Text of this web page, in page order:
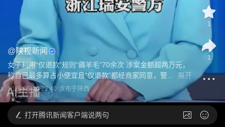
@陕视新闻
女子利用“仅退款”规则“薅羊毛”70余次 涉案金额超两万元，
称自己最多算占小便宜且“仅退款”都经商家同意，警...
展开
2026-05-30 22:40 发布于陕西
1
1
打开腾讯新闻客户端说两句